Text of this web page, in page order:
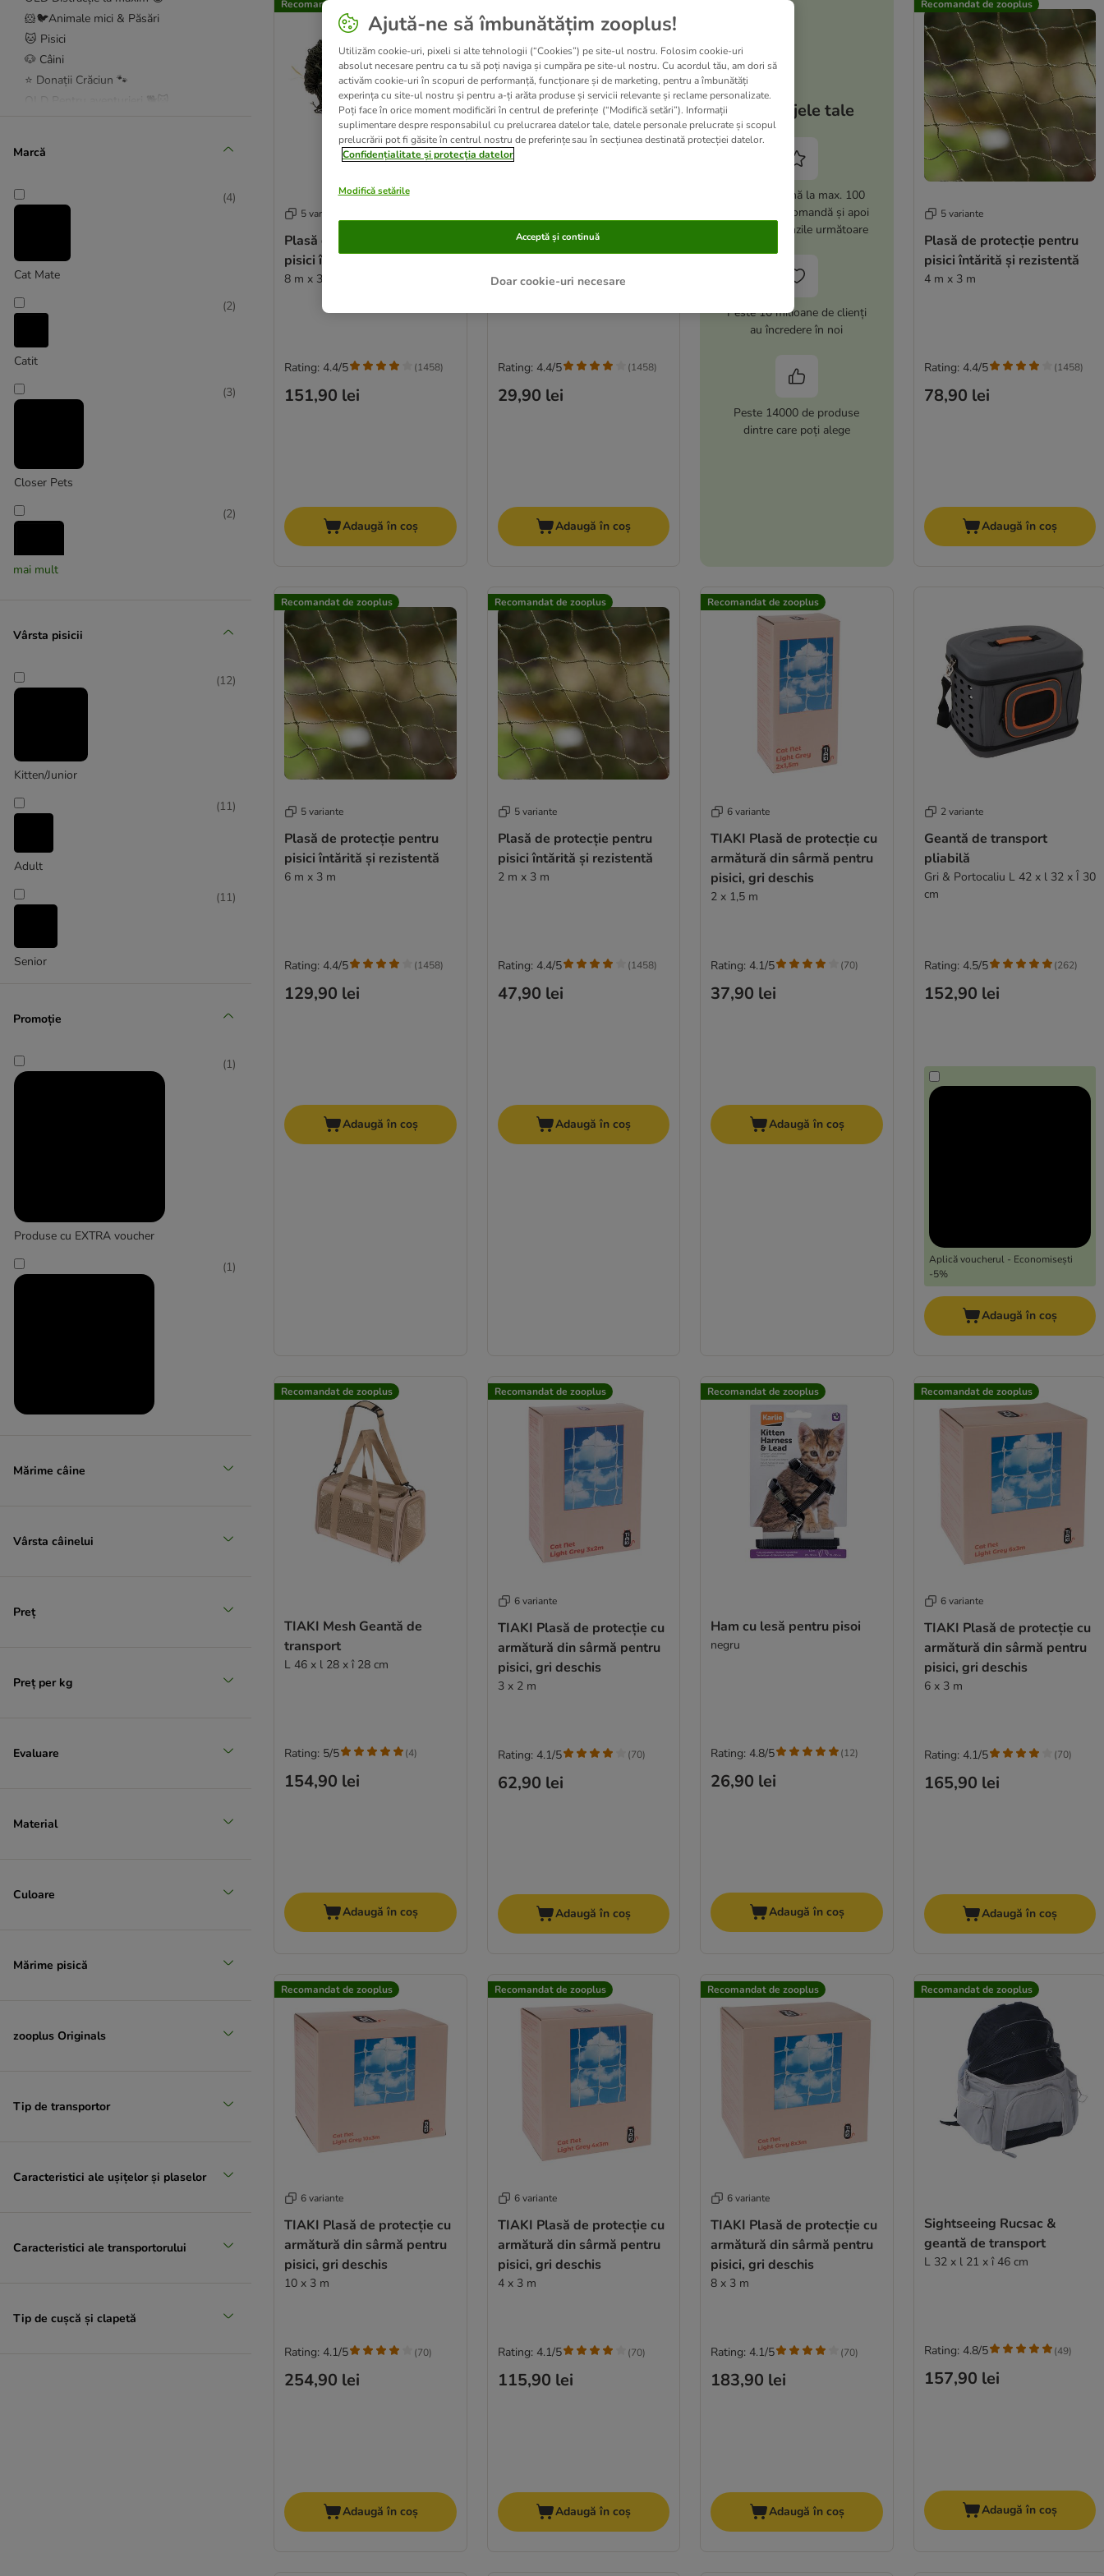
🐹🐦Animale mici & Păsări
🐱 Pisici
🐶 Câini
⭐ Donații Crăciun 🐾
OLD Pentru aventurieri 🐕🐱
Marcă
Cat Mate
(4)
Catit
(2)
Closer Pets
(3)
(2)
Karlie
Simon´s Cat
mai mult
Vârsta pisicii
Kitten/Junior
(12)
Adult
(11)
Senior
(11)
Promoție
Produse cu EXTRA voucher
(1)
(1)
Recomandat de zooplus
Mărime câine
Vârsta câinelui
Preț
Preț per kg
Evaluare
Material
Culoare
Mărime pisică
zooplus Originals
Tip de transportor
Caracteristici ale ușițelor și plaselor
Caracteristici ale transportorului
Tip de cușcă și clapetă
Recomandat de zooplus
5 variante
Plasă de protecție pentru
pisici întărită și rezistentă
8 m x 3 m
151,90 lei
Rating: 4.4/5 (1458)
Adaugă în coș
Recomandat de zooplus
Plasă de protecție pentru
2 m x 1,5 m
29,90 lei
Rating: 4.4/5 (1458)
Adaugă în coș
Avantajele tale
Ai -15% (până la max. 100
lei) la prima comandă și apoi
-5% la comenzile următoare
Peste 10 milioane de clienți
au încredere în noi
Peste 14000 de produse
dintre care poți alege
Recomandat de zooplus
5 variante
Plasă de protecție pentru
pisici întărită și rezistentă
4 m x 3 m
78,90 lei
Rating: 4.4/5 (1458)
Adaugă în coș
Recomandat de zooplus
5 variante
Plasă de protecție pentru
pisici întărită și rezistentă
6 m x 3 m
129,90 lei
Rating: 4.4/5 (1458)
Adaugă în coș
Recomandat de zooplus
5 variante
Plasă de protecție pentru
pisici întărită și rezistentă
2 m x 3 m
47,90 lei
Rating: 4.4/5 (1458)
Adaugă în coș
Recomandat de zooplus
6 variante
TIAKI Plasă de protecție cu
armătură din sârmă pentru
pisici, gri deschis
2 x 1,5 m
37,90 lei
Rating: 4.1/5 (70)
Adaugă în coș
2 variante
Geantă de transport
pliabilă
Gri & Portocaliu L 42 x l 32 x Î 30
cm
152,90 lei
Aplică voucherul - Economisești
-5%
Rating: 4.5/5 (262)
Adaugă în coș
Recomandat de zooplus
TIAKI Mesh Geantă de
transport
L 46 x l 28 x î 28 cm
154,90 lei
Rating: 5/5 (4)
Adaugă în coș
Recomandat de zooplus
6 variante
TIAKI Plasă de protecție cu
armătură din sârmă pentru
pisici, gri deschis
3 x 2 m
62,90 lei
Rating: 4.1/5 (70)
Adaugă în coș
Recomandat de zooplus
Ham cu lesă pentru pisoi
negru
26,90 lei
Rating: 4.8/5 (12)
Adaugă în coș
Recomandat de zooplus
6 variante
TIAKI Plasă de protecție cu
armătură din sârmă pentru
pisici, gri deschis
6 x 3 m
165,90 lei
Rating: 4.1/5 (70)
Adaugă în coș
Recomandat de zooplus
6 variante
TIAKI Plasă de protecție cu
armătură din sârmă pentru
pisici, gri deschis
10 x 3 m
254,90 lei
Rating: 4.1/5 (70)
Adaugă în coș
Recomandat de zooplus
6 variante
TIAKI Plasă de protecție cu
armătură din sârmă pentru
pisici, gri deschis
4 x 3 m
115,90 lei
Rating: 4.1/5 (70)
Adaugă în coș
Recomandat de zooplus
6 variante
TIAKI Plasă de protecție cu
armătură din sârmă pentru
pisici, gri deschis
8 x 3 m
183,90 lei
Rating: 4.1/5 (70)
Adaugă în coș
Recomandat de zooplus
Sightseeing Rucsac &
geantă de transport
L 32 x l 21 x î 46 cm
157,90 lei
Rating: 4.8/5 (49)
Adaugă în coș
Ajută-ne să îmbunătățim zooplus!
Utilizăm cookie-uri, pixeli si alte tehnologii (“Cookies”) pe site-ul nostru. Folosim cookie-uri
absolut necesare pentru ca tu să poți naviga și cumpăra pe site-ul nostru. Cu acordul tău, am dori să
activăm cookie-uri în scopuri de performanță, funcționare și de marketing, pentru a îmbunătăți
experința cu site-ul nostru și pentru a-ți arăta produse și servicii relevante și reclame personalizate.
Poți face în orice moment modificări în centrul de preferințe (“Modifică setări”). Informații
suplimentare despre responsabilul cu prelucrarea datelor tale, datele personale prelucrate și scopul
prelucrării pot fi găsite în centrul nostru de preferințe sau în secțiunea destinată protecției datelor.
Confidențialitate și protecția datelor
Modifică setările
Doar cookie-uri necesare
Acceptă și continuă